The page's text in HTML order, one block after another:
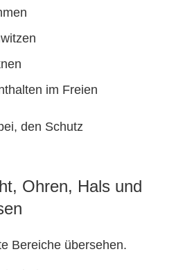
im Freien
den Schutz
Ohren, Hals und
Bereiche übersehen.